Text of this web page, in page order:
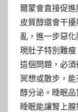
爾蒙會直接促
皮質醇還會干
亂，進一步惡
現肚子特別難
這個問題，必須
冥想或散步，
醇分泌。睡眠
睡眠能讓腎上